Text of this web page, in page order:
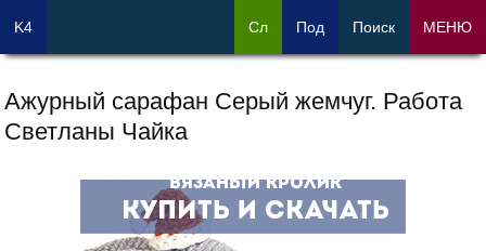
Ажурный сарафан Серый жемчуг. Работа
Светланы Чайка
K4 Сл Под Поиск МЕНЮ